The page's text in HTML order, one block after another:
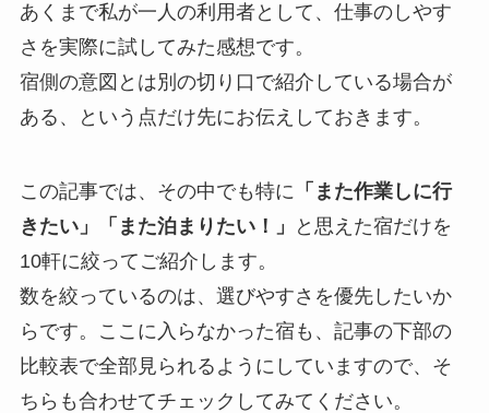
あくまで私が一人の利用者として、仕事のしやす
さを実際に試してみた感想です。
宿側の意図とは別の切り口で紹介している場合が
ある、という点だけ先にお伝えしておきます。
この記事では、その中でも特に 「また作業しに行
きたい」「また泊まりたい！」
と思えた宿だけを
10軒に絞ってご紹介します。
数を絞っているのは、選びやすさを優先したいか
らです。ここに入らなかった宿も、記事の下部の
比較表で全部見られるようにしていますので、そ
ちらも合わせてチェックしてみてください。